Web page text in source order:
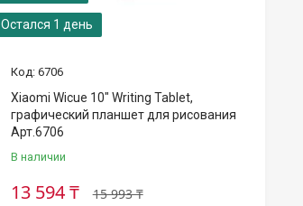
Остался 1 день
6706
Xiaomi Wicue 10" Writing Tablet,
графический планшет для рисования
Арт.6706
В наличии
15 993 ₸
13 594 ₸